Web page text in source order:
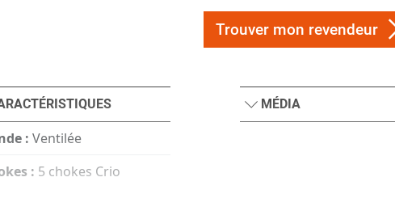
Trouver mon revendeur
: Ventilée
: 5 chokes Crio
MÉDIA